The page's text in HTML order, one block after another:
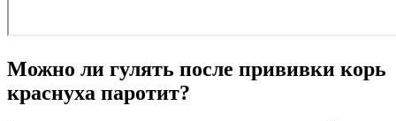
Можно ли гулять после прививки корь
краснуха паротит?